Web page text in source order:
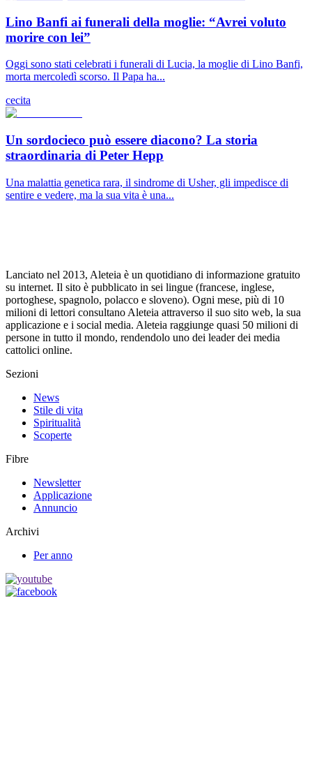
Lino Banfi ai funerali della moglie: “Avrei voluto
morire con lei”
Oggi sono stati celebrati i funerali di Lucia, la moglie di Lino Banfi,
morta mercoledì scorso. Il Papa ha...
cecita
Un sordocieco può essere diacono? La storia
straordinaria di Peter Hepp
Una malattia genetica rara, il sindrome di Usher, gli impedisce di
sentire e vedere, ma la sua vita è una...
Lanciato nel 2013, Aleteia è un quotidiano di informazione gratuito
su internet. Il sito è pubblicato in sei lingue (francese, inglese,
portoghese, spagnolo, polacco e sloveno). Ogni mese, più di 10
milioni di lettori consultano Aleteia attraverso il suo sito web, la sua
applicazione e i social media. Aleteia raggiunge quasi 50 milioni di
persone in tutto il mondo, rendendolo uno dei leader dei media
cattolici online.
Sezioni
News
Stile di vita
Spiritualità
Scoperte
Fibre
Newsletter
Applicazione
Annuncio
Archivi
Per anno